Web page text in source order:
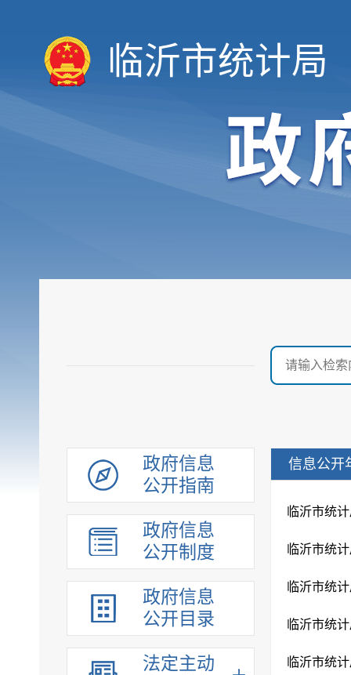
临沂市统计局
政府信息
公开指南
政府信息
公开制度
政府信息
公开目录
法定主动
信息公开
临沂市统
临沂市统
临沂市统
临沂市统
临沂市统